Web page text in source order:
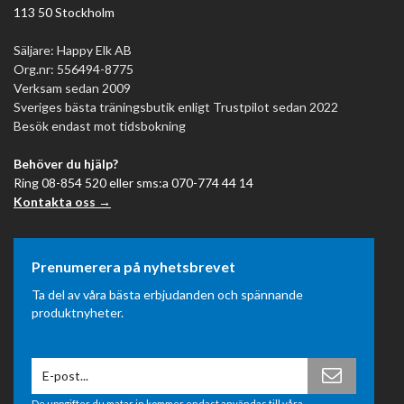
Vilken miljö tränar du i?
Lägenhet och hyresrätt
Ringar fungerar i lägenhet om du har en bärande bjälke eller
stabil krok i taket. Alternativt kan de hängas under ett
chinsräcke som är monterat i karm eller vägg. Ringarna tar
Hemmagym (villa eller källare)
Optimal miljö för ringar — gärna fästa i taket eller på rigg.
Träning utomhus
Plast- eller ABS-ringar är klart bättre val utomhus — tål regn,
sol och kyla. Kan hängas i parker eller utomhusgym med
Gym och kommersiella anläggningar
Här rekommenderas robust upphängning i rigg eller takbalk.
113 50 Stockholm
Säljare: Happy Elk AB
Org.nr: 556494-8775
Verksam sedan 2009
Sveriges bästa träningsbutik enligt Trustpilot sedan 2022
Besök endast mot tidsbokning
Behöver du hjälp?
Ring 08-854 520 eller sms:a 070-774 44 14
Kontakta oss →
Prenumerera på nyhetsbrevet
Ta del av våra bästa erbjudanden och spännande
produktnyheter.